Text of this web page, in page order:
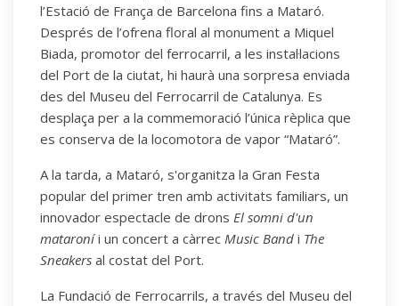
l’Estació de França de Barcelona fins a Mataró.
Després de l’ofrena floral al monument a Miquel
Biada, promotor del ferrocarril, a les instal·lacions
del Port de la ciutat, hi haurà una sorpresa enviada
des del Museu del Ferrocarril de Catalunya. Es
desplaça per a la commemoració l’única rèplica que
es conserva de la locomotora de vapor “Mataró”.
A la tarda, a Mataró, s'organitza la Gran Festa
popular del primer tren amb activitats familiars, un
innovador espectacle de drons El somni d'un
mataroníi un concert a càrrec Music Band i The
Sneakers al costat del Port.
La Fundació de Ferrocarrils, a través del Museu del